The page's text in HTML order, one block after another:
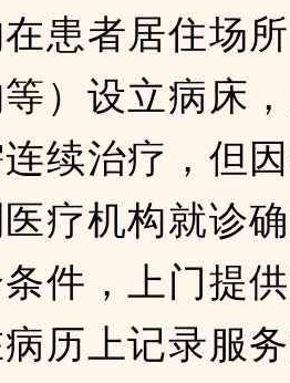
患者居住场
）设立病床
续治疗，但
疗机构就诊
件，上门提
历上记录服